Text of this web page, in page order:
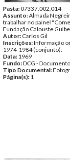
Pasta:07337.002.014
Assunto:Almada
trabalhar no painel
Fundação Calouste
Autor: Carlos Gil
Inscrições:Informação
1974-1984 (conjunto).
Data: 1969
Fundo:DCG -
Tipo Documental:
Página(s): 1